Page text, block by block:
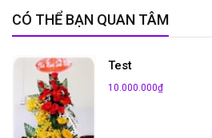
CÓ THỂ BẠN QUAN TÂM
Test
10.000.000₫